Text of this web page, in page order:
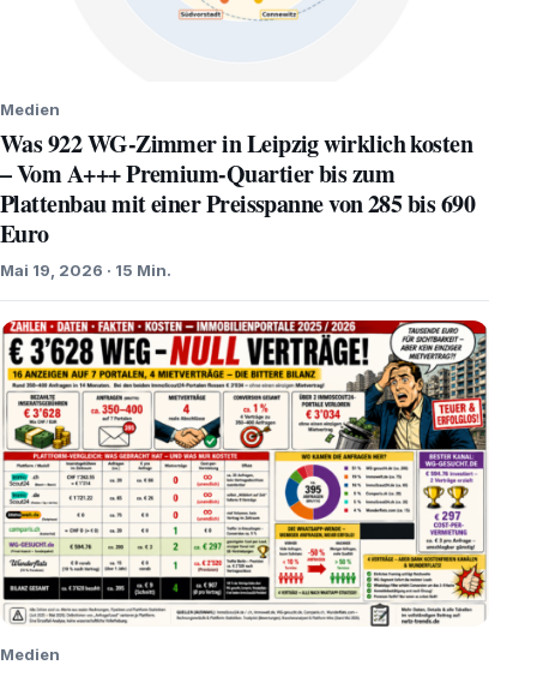
Medien
Was 922 WG-Zimmer in Leipzig wirklich kosten
– Vom A+++ Premium-Quartier bis zum
Plattenbau mit einer Preisspanne von 285 bis 690
Euro
Mai 19, 2026 · 15 Min.
Medien